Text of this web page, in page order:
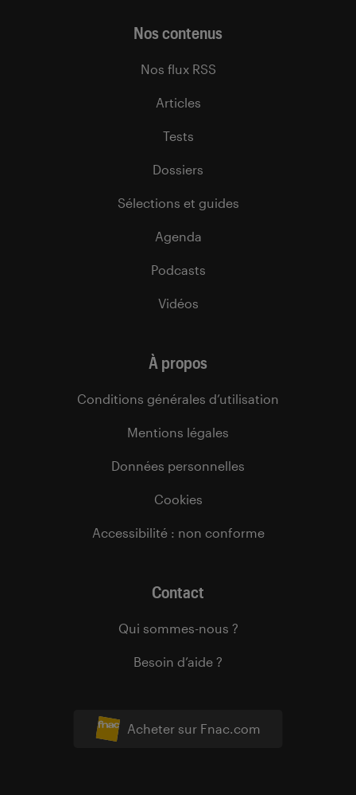
Acheter sur Fnac.com
Nos contenus
Nos flux RSS
Articles
Tests
Dossiers
Sélections et guides
Agenda
Podcasts
Vidéos
À propos
Conditions générales d’utilisation
Mentions légales
Données personnelles
Cookies
Accessibilité : non conforme
Contact
Qui sommes-nous ?
Besoin d’aide ?